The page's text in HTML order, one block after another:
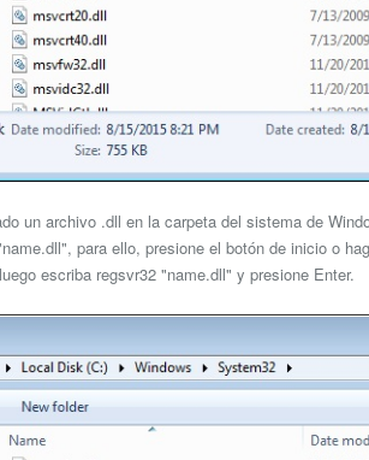
un archivo .dll en la carpeta del sistema de
para ello, presione el botón de inicio o
escriba regsvr32 "name.dll" y presione Enter.